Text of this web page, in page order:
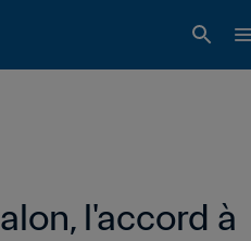
l'accord à